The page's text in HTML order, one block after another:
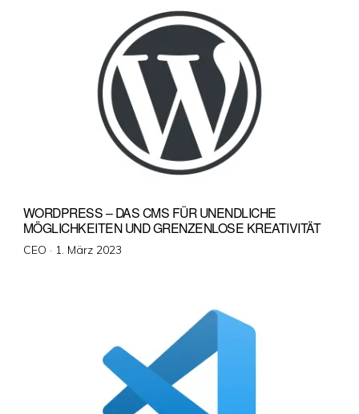
WORDPRESS – DAS CMS FÜR UNENDLICHE
MÖGLICHKEITEN UND GRENZENLOSE KREATIVITÄT
CEO · Veröffentlicht
1. März 2023